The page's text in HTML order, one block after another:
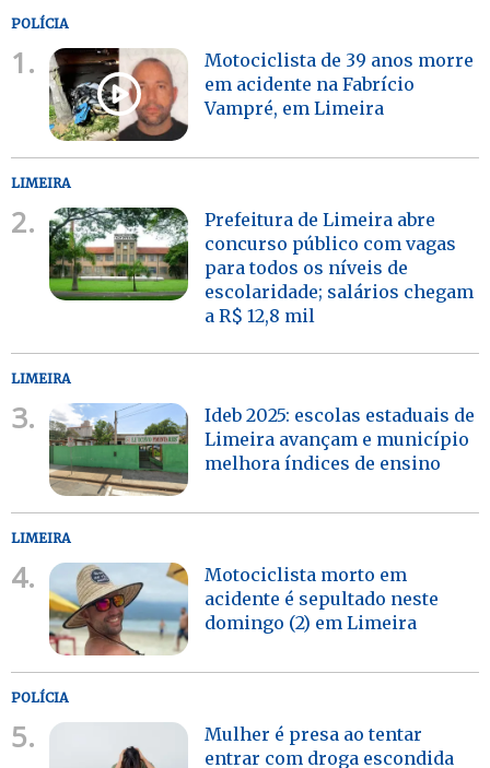
POLÍCIA
1.
Motociclista de 39 anos morre
em acidente na Fabrício
Vampré, em Limeira
LIMEIRA
2.
Prefeitura de Limeira abre
concurso público com vagas
para todos os níveis de
escolaridade; salários chegam
a R$ 12,8 mil
LIMEIRA
3.
Ideb 2025: escolas estaduais de
Limeira avançam e município
melhora índices de ensino
LIMEIRA
4.
Motociclista morto em
acidente é sepultado neste
domingo (2) em Limeira
POLÍCIA
5.
Mulher é presa ao tentar
entrar com droga escondida